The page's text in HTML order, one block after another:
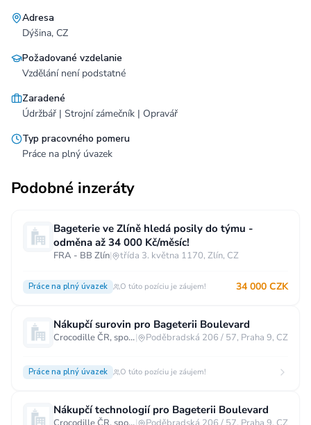
Adresa
Dýšina, CZ
Požadované vzdelanie
Vzdělání není podstatné
Zaradené
Údržbář | Strojní zámečník | Opravář
Typ pracovného pomeru
Práce na plný úvazek
Podobné inzeráty
Bageterie ve Zlíně hledá posily do týmu -
odměna až 34 000 Kč/měsíc!
FRA - BB Zlín| třída 3. května 1170, Zlín, CZ
Práce na plný úvazek O túto pozíciu je záujem! 34 000 CZK
Nákupčí surovin pro Bageterii Boulevard
Crocodille ČR, spol. s r.o.| Poděbradská 206 / 57, Praha 9, CZ
Práce na plný úvazek O túto pozíciu je záujem!
Nákupčí technologií pro Bageterii Boulevard